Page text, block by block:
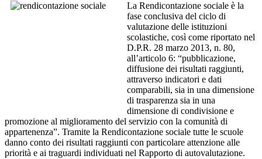
La Rendicontazione sociale è la
fase conclusiva del ciclo di
valutazione delle istituzioni
scolastiche, così come riportato nel
D.P.R. 28 marzo 2013, n. 80,
all’articolo 6: “pubblicazione,
diffusione dei risultati raggiunti,
attraverso indicatori e dati
comparabili, sia in una dimensione
di trasparenza sia in una
dimensione di condivisione e
promozione al miglioramento del servizio con la comunità di
appartenenza”. Tramite la Rendicontazione sociale tutte le scuole
danno conto dei risultati raggiunti con particolare attenzione alle
priorità e ai traguardi individuati nel Rapporto di autovalutazione.